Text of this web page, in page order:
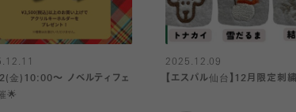
金)10:00～ ノベルティフェ
🌟
2025.12.09
【エスパル仙台】12月限定刺繍